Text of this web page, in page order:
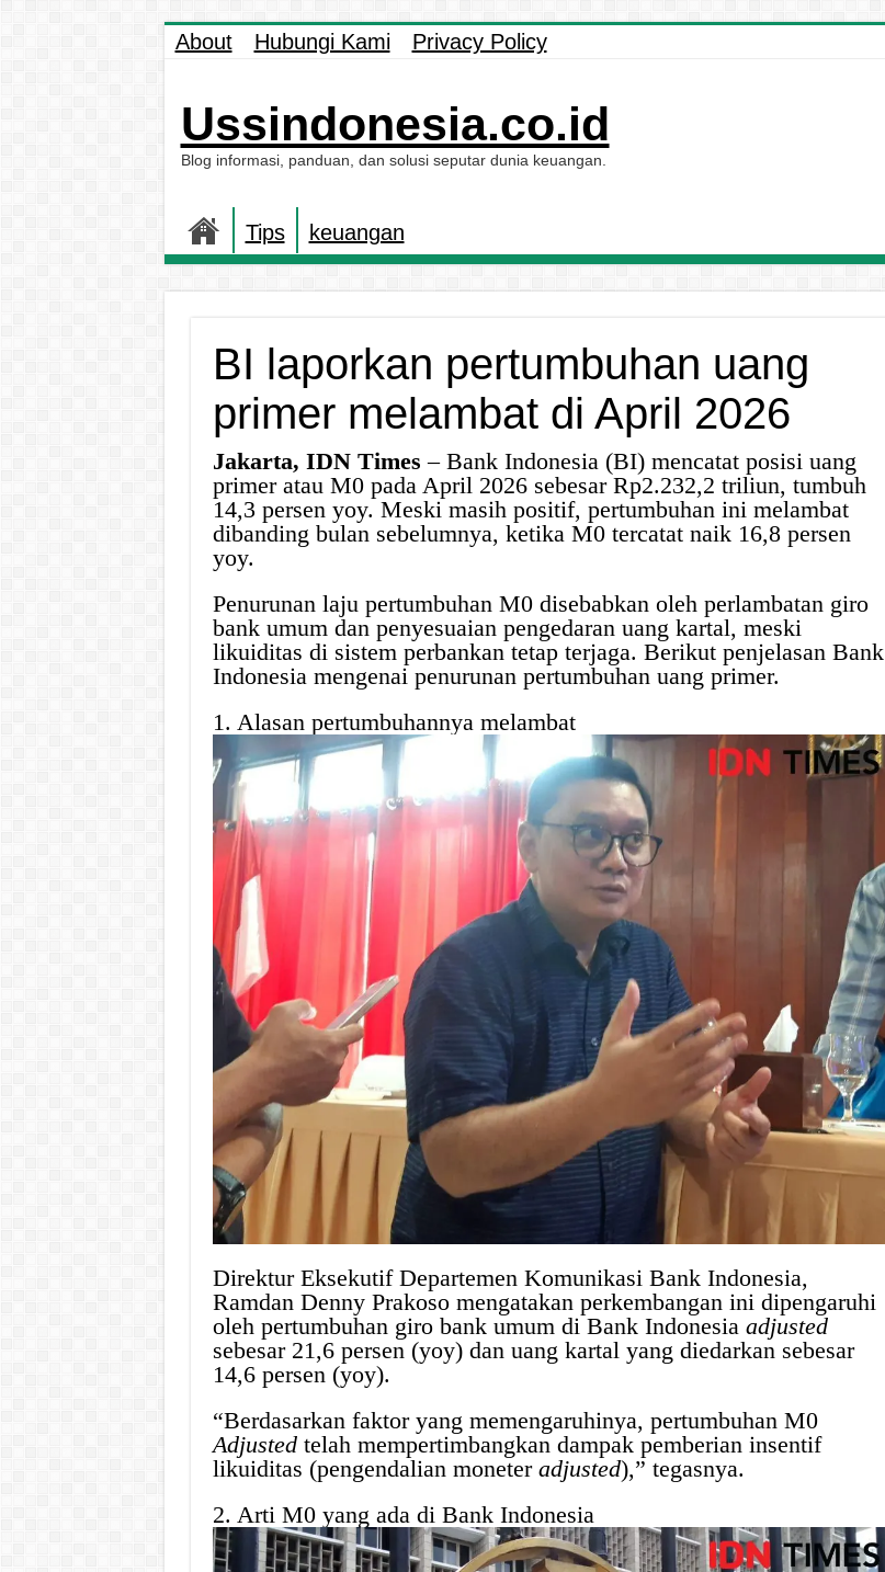
About Hubungi Kami Privacy Policy
Ussindonesia.co.id
Blog informasi, panduan, dan solusi seputar dunia keuangan.
Tips keuangan
BI laporkan pertumbuhan uang
primer melambat di April 2026
Jakarta, IDN Times – Bank Indonesia (BI) mencatat posisi uang
primer atau M0 pada April 2026 sebesar Rp2.232,2 triliun, tumbuh
14,3 persen yoy. Meski masih positif, pertumbuhan ini melambat
dibanding bulan sebelumnya, ketika M0 tercatat naik 16,8 persen
yoy.
Penurunan laju pertumbuhan M0 disebabkan oleh perlambatan giro
bank umum dan penyesuaian pengedaran uang kartal, meski
likuiditas di sistem perbankan tetap terjaga. Berikut penjelasan Bank
Indonesia mengenai penurunan pertumbuhan uang primer.
1. Alasan pertumbuhannya melambat
Direktur Eksekutif Departemen Komunikasi Bank Indonesia,
Ramdan Denny Prakoso mengatakan perkembangan ini dipengaruhi
oleh pertumbuhan giro bank umum di Bank Indonesia adjusted
sebesar 21,6 persen (yoy) dan uang kartal yang diedarkan sebesar
14,6 persen (yoy).
“Berdasarkan faktor yang memengaruhinya, pertumbuhan M0
Adjustedtelah mempertimbangkan dampak pemberian insentif
likuiditas (pengendalian moneter adjusted),” tegasnya.
2. Arti M0 yang ada di Bank Indonesia